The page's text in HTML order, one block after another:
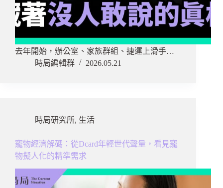
去年開始，辦公室、家族群組、捷運上滑手…
時局編輯群
2026.05.21
時局研究所, 生活
寵物經濟解碼：從Dcard年輕世代聲量，看見寵
物擬人化的精準需求